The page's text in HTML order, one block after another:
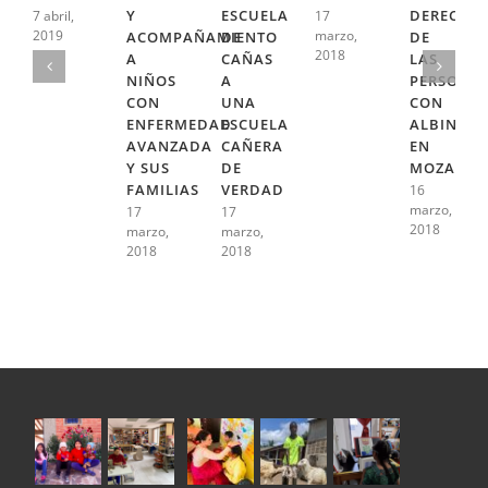
7 abril,
2019
Y
ACOMPAÑAMIENTO
A
NIÑOS
CON
ENFERMEDAD
AVANZADA
Y SUS
FAMILIAS
17
marzo,
2018
ESCUELA
DE
CAÑAS
A
UNA
ESCUELA
CAÑERA
DE
VERDAD
17
marzo,
2018
17
marzo,
2018
DE
LAS
CON
EN
16
marzo,
2018